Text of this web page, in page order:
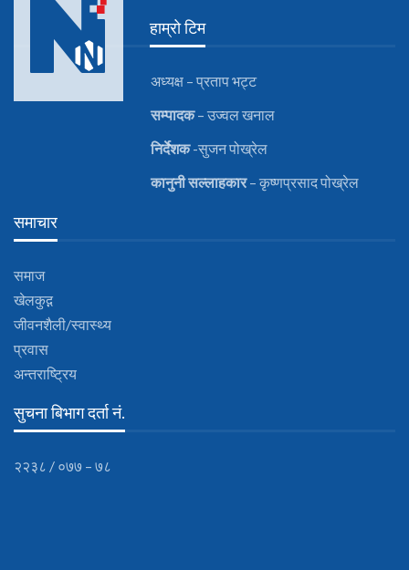
हाम्रो टिम
अध्यक्ष – प्रताप भट्ट
सम्पादक– उज्वल खनाल
निर्देशक-सुजन पोख्रेल
कानुनीसल्लाहकार– कृष्णप्रसाद पोख्रेल
समाचार
समाज
खेलकुद़़
जीवनशैली/स्वास्थ्य
प्रवास
अन्तराष्ट्रिय
सुचना बिभाग दर्ता नं.
२२३८ / ०७७ – ७८